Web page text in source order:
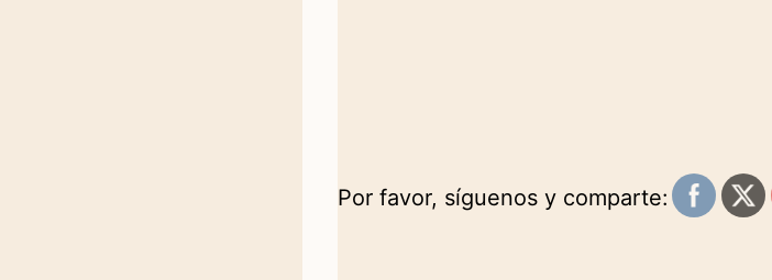
Por favor, síguenos y comparte: